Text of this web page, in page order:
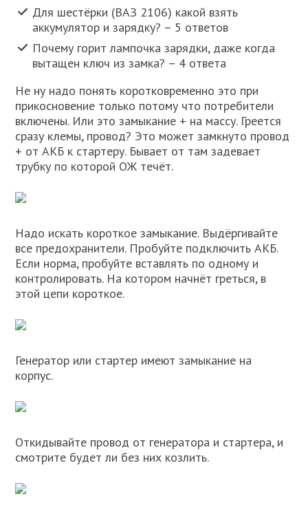
Для шестёрки (ВАЗ 2106) какой взять
аккумулятор и зарядку? – 5 ответов
Почему горит лампочка зарядки, даже когда
вытащен ключ из замка? – 4 ответа
Не ну надо понять коротковременно это при
прикосновение только потому что потребители
включены. Или это замыкание + на массу. Греется
сразу клемы, провод? Это может замкнуто провод
+ от АКБ к стартеру. Бывает от там задевает
трубку по которой ОЖ течёт.
Надо искать короткое замыкание. Выдёргивайте
все предохранители. Пробуйте подключить АКБ.
Если норма, пробуйте вставлять по одному и
контролировать. На котором начнёт греться, в
этой цепи короткое.
Генератор или стартер имеют замыкание на
корпус.
Откидывайте провод от генератора и стартера, и
смотрите будет ли без них козлить.